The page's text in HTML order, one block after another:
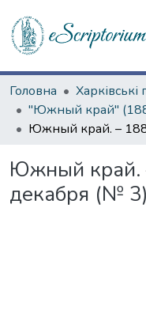
Головна
Южный край.
декабря (№ 3)